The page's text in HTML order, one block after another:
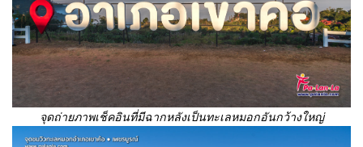
จุดถ่ายภาพเช็คอินที่มีฉากหลังเป็นทะเลหมอกอันกว้างใหญ่